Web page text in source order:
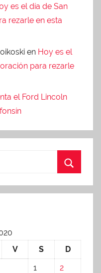
es el día de San
rezarle en esta
en Hoy es el
para rezarle
el Ford Lincoln
V S
D
1
2